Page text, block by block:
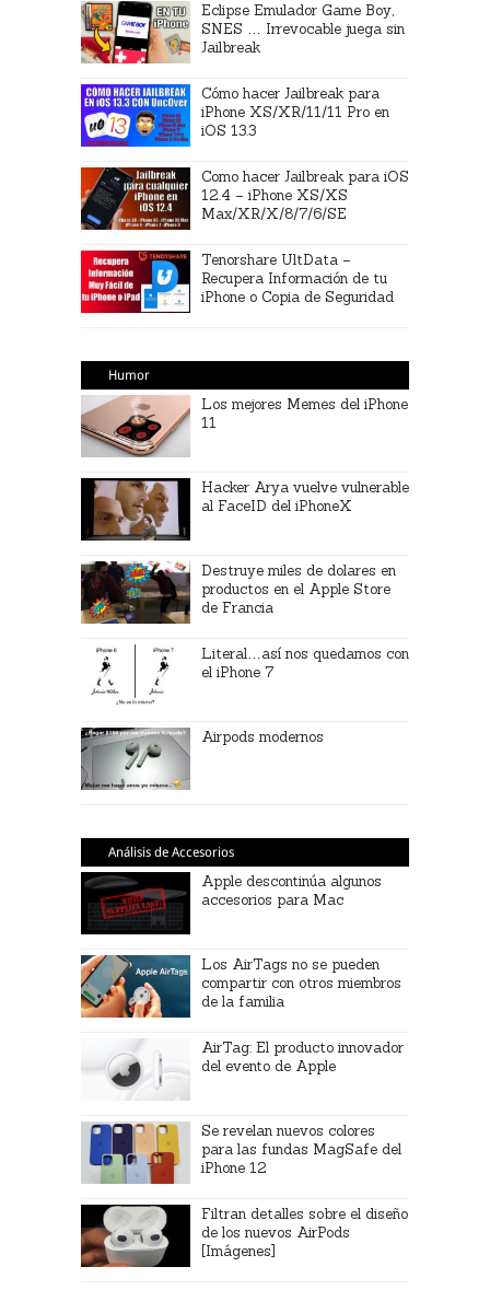
Eclipse Emulador Game Boy,
SNES … Irrevocable juega sin
Jailbreak
Cómo hacer Jailbreak para
iPhone XS/XR/11/11 Pro en
iOS 13.3
Como hacer Jailbreak para iOS
12.4 – iPhone XS/XS
Max/XR/X/8/7/6/SE
Tenorshare UltData –
Recupera Información de tu
iPhone o Copia de Seguridad
Humor
Los mejores Memes del iPhone
11
Hacker Arya vuelve vulnerable
al FaceID del iPhoneX
Destruye miles de dolares en
productos en el Apple Store
de Francia
Literal…así nos quedamos con
el iPhone 7
Airpods modernos
Análisis de Accesorios
Apple descontinúa algunos
accesorios para Mac
Los AirTags no se pueden
compartir con otros miembros
de la familia
AirTag: El producto innovador
del evento de Apple
Se revelan nuevos colores
para las fundas MagSafe del
iPhone 12
Filtran detalles sobre el diseño
de los nuevos AirPods
[Imágenes]